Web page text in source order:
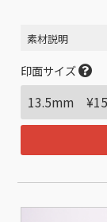
素材説明
印面サイズ